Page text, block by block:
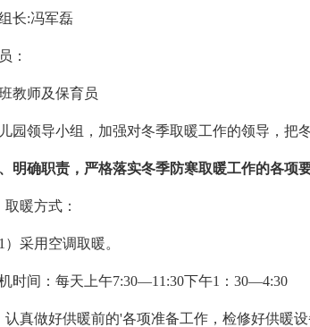
:冯军磊
师及保育员
领导小组，加强对冬季取暖工作的领导，把冬
确职责，严格落实冬季防寒取暖工作的各项
暖方式：
用空调取暖。
间：每天上午7:30—11:30下午1：30—4:30
做好供暖前的'各项准备工作，检修好供暖设